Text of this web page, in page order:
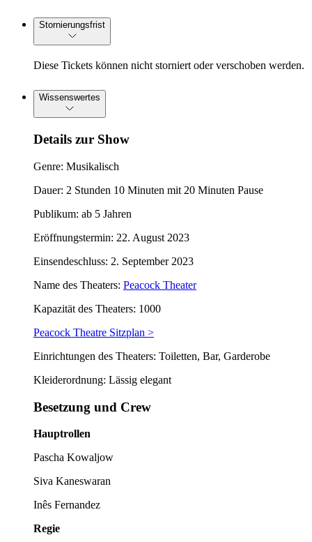
Stornierungsfrist
Diese Tickets können nicht storniert oder verschoben werden.
Wissenswertes
Details zur Show
Genre: Musikalisch
Dauer: 2 Stunden 10 Minuten mit 20 Minuten Pause
Publikum: ab 5 Jahren
Eröffnungstermin: 22. August 2023
Einsendeschluss: 2. September 2023
Name des Theaters: Peacock Theater
Kapazität des Theaters: 1000
Peacock Theatre Sitzplan >
Einrichtungen des Theaters: Toiletten, Bar, Garderobe
Kleiderordnung: Lässig elegant
Besetzung und Crew
Hauptrollen
Pascha Kowaljow
Siva Kaneswaran
Inês Fernandez
Regie